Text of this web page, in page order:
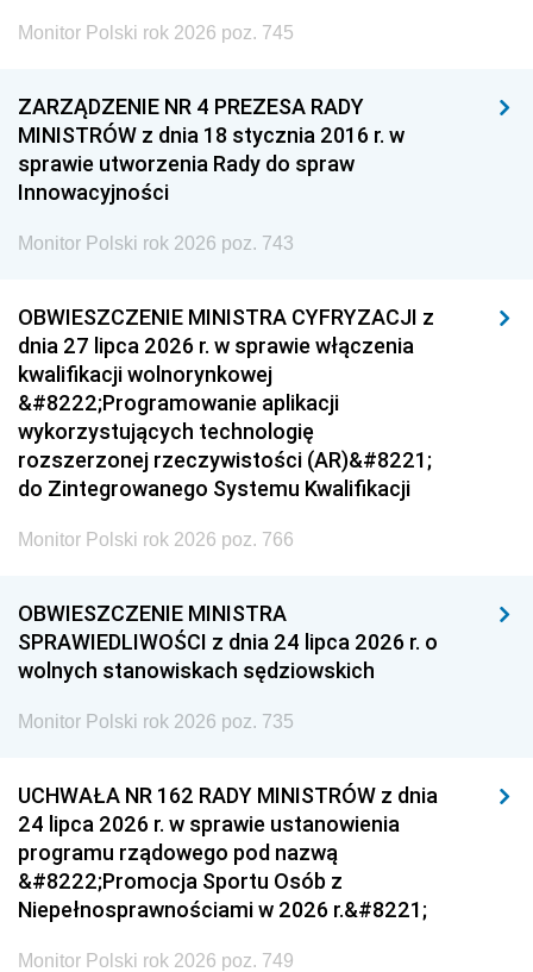
Monitor Polski rok 2026 poz. 745
ZARZĄDZENIE NR 4 PREZESA RADY
MINISTRÓW z dnia 18 stycznia 2016 r. w
sprawie utworzenia Rady do spraw
Innowacyjności
Monitor Polski rok 2026 poz. 743
OBWIESZCZENIE MINISTRA CYFRYZACJI z
dnia 27 lipca 2026 r. w sprawie włączenia
kwalifikacji wolnorynkowej
&#8222;Programowanie aplikacji
wykorzystujących technologię
rozszerzonej rzeczywistości (AR)&#8221;
do Zintegrowanego Systemu Kwalifikacji
Monitor Polski rok 2026 poz. 766
OBWIESZCZENIE MINISTRA
SPRAWIEDLIWOŚCI z dnia 24 lipca 2026 r. o
wolnych stanowiskach sędziowskich
Monitor Polski rok 2026 poz. 735
UCHWAŁA NR 162 RADY MINISTRÓW z dnia
24 lipca 2026 r. w sprawie ustanowienia
programu rządowego pod nazwą
&#8222;Promocja Sportu Osób z
Niepełnosprawnościami w 2026 r.&#8221;
Monitor Polski rok 2026 poz. 749